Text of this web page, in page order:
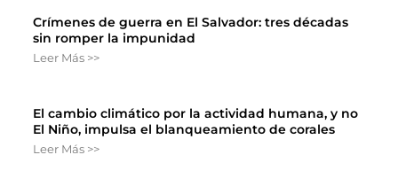
Crímenes de guerra en El Salvador: tres décadas
sin romper la impunidad
Leer Más >>
El cambio climático por la actividad humana, y no
El Niño, impulsa el blanqueamiento de corales
Leer Más >>